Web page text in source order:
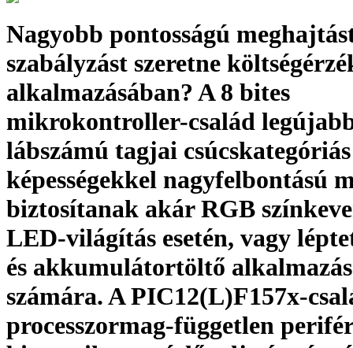
Nagyobb pontosságú
szabályzást szeretne
alkalmazásában? A 8 bites
mikrokontroller-család
lábszámú tagjai csúcskategóriás
képességekkel nagyfelbontású
biztosítanak akár RGB
LED-világítás esetén, vagy
és akkumulátortöltő
számára. A PIC12(L)F157x-
processzormag-független